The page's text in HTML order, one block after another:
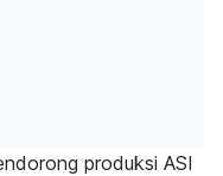
produksi ASI